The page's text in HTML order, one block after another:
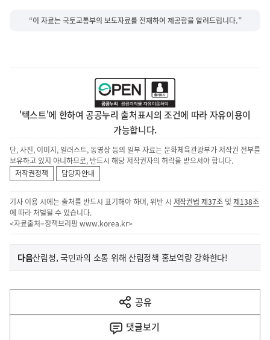
“이 자료는 국토교통부의 보도자료를 전재하여 제공함을 알려드립니다.”
'텍스트'에 한하여 공공누리 출처표시의 조건에 따라 자유이용이
가능합니다.
단, 사진, 이미지, 일러스트, 동영상 등의 일부 자료는 문화체육관광부가 저작권 전부를
보유하고 있지 아니하므로, 반드시 해당 저작권자의 허락을 받으셔야 합니다.
저작권정책
담당자안내
기사 이용 시에는 출처를 반드시 표기해야 하며, 위반 시 저작권법 제37조 및제138조
에 따라 처벌될 수 있습니다.
<자료출처=정책브리핑 www.korea.kr>
이
전
다
음
다음기
사
산림청, 국민과의 소통 위해 산림정책 홍보역량 강화한다!
공유
열
기
댓글보기